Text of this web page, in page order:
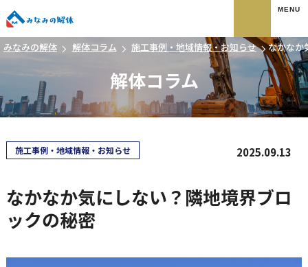
みなみの解体 解体コラム 施工事例・地域情報・お知らせ なかなか
解体コラム
施工事例・地域情報・お知らせ 2025.09.13
なかなか気にしない？隣地境界ブロ
ックの秘密